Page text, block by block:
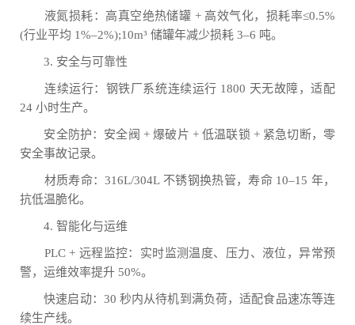
液氮损耗：高真空绝热储罐 + 高效气化，损耗率≤0.5%
(行业平均 1%–2%);10m³ 储罐年减少损耗 3–6 吨。
3. 安全与可靠性
连续运行：钢铁厂系统连续运行 1800 天无故障，适配
24 小时生产。
安全防护：安全阀 + 爆破片 + 低温联锁 + 紧急切断，零
安全事故记录。
材质寿命：316L/304L 不锈钢换热管，寿命 10–15 年，
抗低温脆化。
4. 智能化与运维
PLC + 远程监控：实时监测温度、压力、液位，异常预
警，运维效率提升 50%。
快速启动：30 秒内从待机到满负荷，适配食品速冻等连
续生产线。